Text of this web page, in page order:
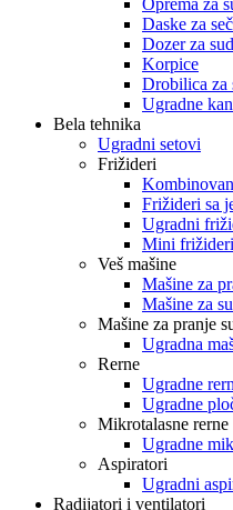
Oprema za
Daske za
Dozer za
Korpice
Drobilica za
Ugradne
Bela tehnika
Ugradni setovi
Frižideri
Frižideri sa
Ugradni
Mini frižideri
Veš mašine
Mašine za
Mašine za
Mašine za pranje
Ugradna
Rerne
Ugradne
Ugradne
Mikrotalasne rerne
Ugradne
Aspiratori
Ugradni
Radijatori i ventilatori